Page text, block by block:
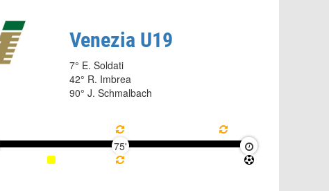
Venezia U19
7° E. Soldati
42° R. Imbrea
90° J. Schmalbach
75' 90'